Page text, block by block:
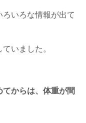
いろな情報が出て
いました。
からは、体重が間